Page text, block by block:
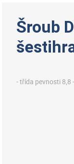
Šroub
- třída pevnosti 8,8